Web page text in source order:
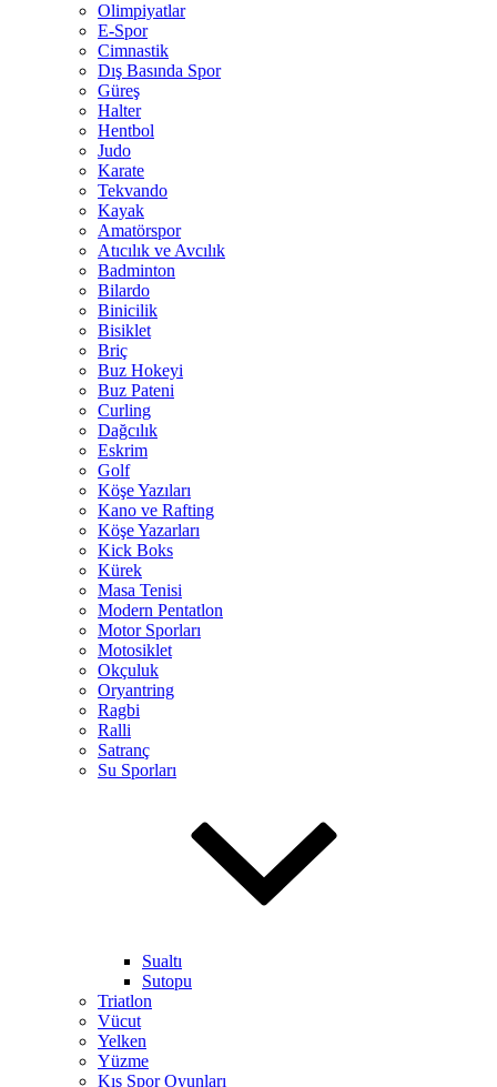
Olimpiyatlar
E-Spor
Cimnastik
Dış Basında Spor
Güreş
Halter
Hentbol
Judo
Karate
Tekvando
Kayak
Amatörspor
Atıcılık ve Avcılık
Badminton
Bilardo
Binicilik
Bisiklet
Briç
Buz Hokeyi
Buz Pateni
Curling
Dağcılık
Eskrim
Golf
Köşe Yazıları
Kano ve Rafting
Köşe Yazarları
Kick Boks
Kürek
Masa Tenisi
Modern Pentatlon
Motor Sporları
Motosiklet
Okçuluk
Oryantring
Ragbi
Ralli
Satranç
Su Sporları
Sualtı
Sutopu
Triatlon
Vücut
Yelken
Yüzme
Kış Spor Oyunları